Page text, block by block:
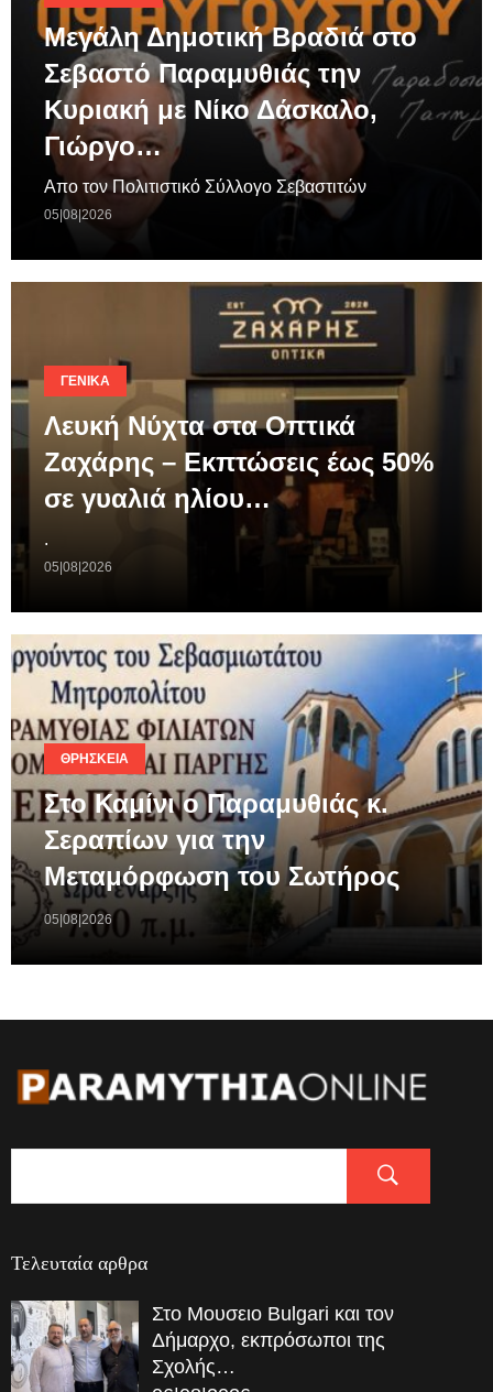
Μεγάλη Δημοτική Βραδιά στο
Σεβαστό Παραμυθιάς την
Κυριακή με Νίκο Δάσκαλο,
Γιώργο…
Απο τον Πολιτιστικό Σύλλογο Σεβαστιτών
05|08|2026
ΓΕΝΙΚΆ
Λευκή Νύχτα στα Οπτικά
Ζαχάρης – Εκπτώσεις έως 50%
σε γυαλιά ηλίου…
.
05|08|2026
ΘΡΗΣΚΕΊΑ
Στο Καμίνι ο Παραμυθιάς κ.
Σεραπίων για την
Μεταμόρφωση του Σωτήρος
05|08|2026
Τελευταία αρθρα
Στο Μουσειο Bulgari και τον
Δήμαρχο, εκπρόσωποι της
Σχολής…